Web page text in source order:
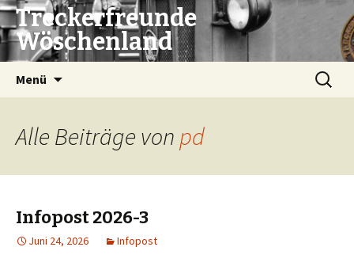
Treckerfreunde
Wöschenland
Menü
Suchen
nach:
Alle Beiträge von pd
Infopost 2026-3
Juni 24, 2026 Infopost